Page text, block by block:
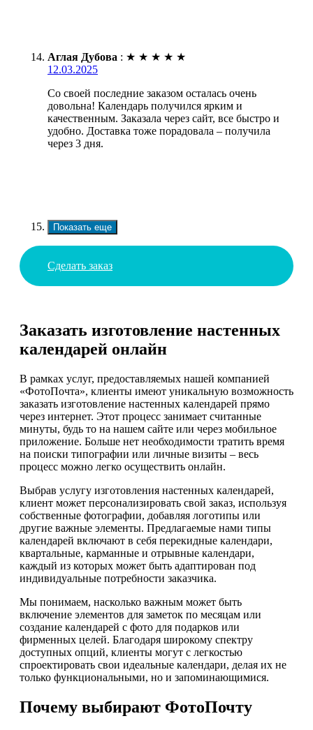
Аглая Дубова : ★ ★ ★ ★ ★
12.03.2025
Со своей последние заказом осталась очень
довольна! Календарь получился ярким и
качественным. Заказала через сайт, все быстро и
удобно. Доставка тоже порадовала – получила
через 3 дня.
Показать еще
Сделать заказ
Заказать изготовление настенных
календарей онлайн
В рамках услуг, предоставляемых нашей компанией
«ФотоПочта», клиенты имеют уникальную возможность
заказать изготовление настенных календарей прямо
через интернет. Этот процесс занимает считанные
минуты, будь то на нашем сайте или через мобильное
приложение. Больше нет необходимости тратить время
на поиски типографии или личные визиты – весь
процесс можно легко осуществить онлайн.
Выбрав услугу изготовления настенных календарей,
клиент может персонализировать свой заказ, используя
собственные фотографии, добавляя логотипы или
другие важные элементы. Предлагаемые нами типы
календарей включают в себя перекидные календари,
квартальные, карманные и отрывные календари,
каждый из которых может быть адаптирован под
индивидуальные потребности заказчика.
Мы понимаем, насколько важным может быть
включение элементов для заметок по месяцам или
создание календарей с фото для подарков или
фирменных целей. Благодаря широкому спектру
доступных опций, клиенты могут с легкостью
спроектировать свои идеальные календари, делая их не
только функциональными, но и запоминающимися.
Почему выбирают ФотоПочту